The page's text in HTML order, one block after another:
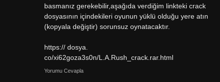
basmanız gerekebilir,aşağıda verdiğim linkteki crack
dosyasının içindekileri oyunun yüklü olduğu yere atın
(kopyala değiştir) sorunsuz oynatacaktır.
https:// dosya.
co/xi62goza3s0n/L.A.Rush_crack.rar.html
Yorumu Cevapla